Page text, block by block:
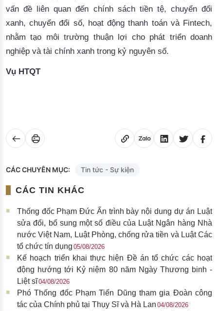
vấn đề liên quan đến chính sách tiền tệ, chuyển đổi
xanh, chuyển đổi số, hoạt động thanh toán và Fintech,
nhằm tạo môi trường thuận lợi cho phát triển doanh
nghiệp và tài chính xanh trong kỷ nguyên số.
Vụ HTQT
CÁC CHUYÊN MỤC: Tin tức - Sự kiện
CÁC TIN KHÁC
Thống đốc Phạm Đức Ấn trình bày nội dung dự án Luật
sửa đổi, bổ sung một số điều của Luật Ngân hàng Nhà
nước Việt Nam, Luật Phòng, chống rửa tiền và Luật Các
tổ chức tín dụng 05/08/2026
Kế hoạch triển khai thực hiện Đề án tổ chức các hoạt
động hướng tới Kỷ niệm 80 năm Ngày Thương binh -
Liệt sĩ04/08/2026
Phó Thống đốc Phạm Tiến Dũng tham gia Đoàn công
tác của Chính phủ tại Thụy Sĩ và Hà Lan 04/08/2026